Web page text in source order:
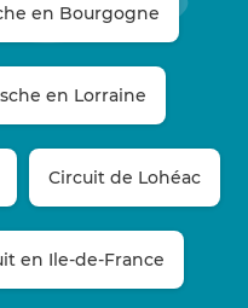
en Bourgogne
en Lorraine
Circuit de Lohéac
en Ile-de-France